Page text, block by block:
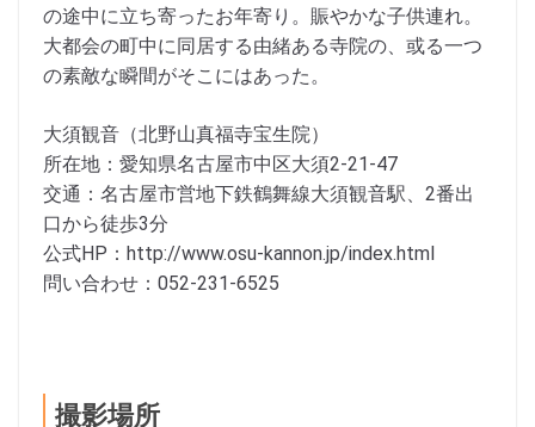
の途中に立ち寄ったお年寄り。賑やかな子供連れ。
大都会の町中に同居する由緒ある寺院の、或る一つ
の素敵な瞬間がそこにはあった。
大須観音（北野山真福寺宝生院）
所在地：愛知県名古屋市中区大須2-21-47
交通：名古屋市営地下鉄鶴舞線大須観音駅、2番出
口から徒歩3分
公式HP：http://www.osu-kannon.jp/index.html
問い合わせ：052-231-6525
撮影場所